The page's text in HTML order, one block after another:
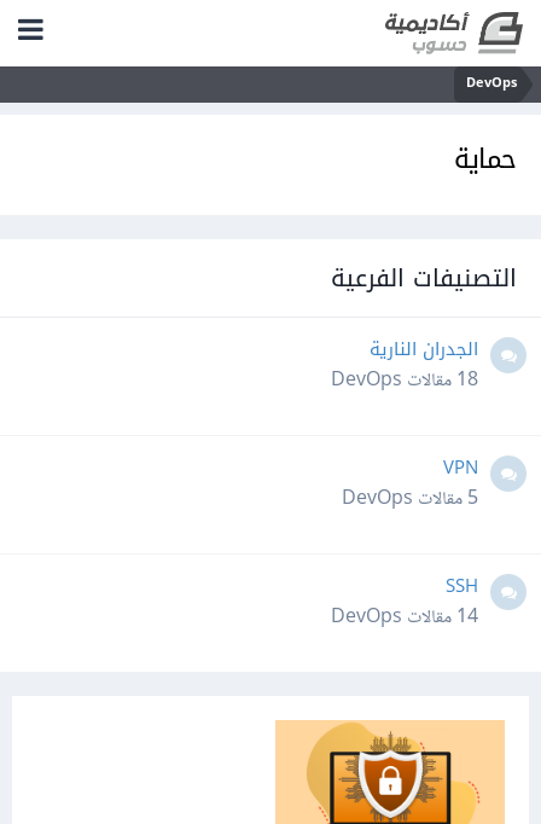
DevOps
حماية
التصنيفات الفرعية
الجدران النارية
18مقالات DevOps
VPN
5مقالات DevOps
SSH
14مقالات DevOps